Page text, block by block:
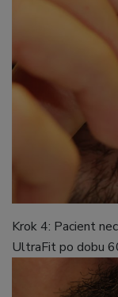
Krok 4: Pacient
UltraFit po dobu